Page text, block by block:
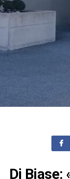
Di Biase: